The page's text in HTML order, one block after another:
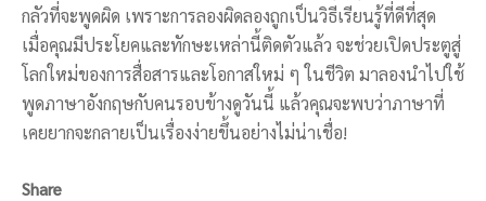
กลัวที่จะพูดผิด เพราะการลองผิดลองถูกเป็นวิธีเรียนรู้ที่ดีที่สุด
เมื่อคุณมีประโยคและทักษะเหล่านี้ติดตัวแล้ว จะช่วยเปิดประตูสู่
โลกใหม่ของการสื่อสารและโอกาสใหม่ ๆ ในชีวิต มาลองนำไปใช้
พูดภาษาอังกฤษกับคนรอบข้างดูวันนี้ แล้วคุณจะพบว่าภาษาที่
เคยยากจะกลายเป็นเรื่องง่ายขึ้นอย่างไม่น่าเชื่อ!
Share